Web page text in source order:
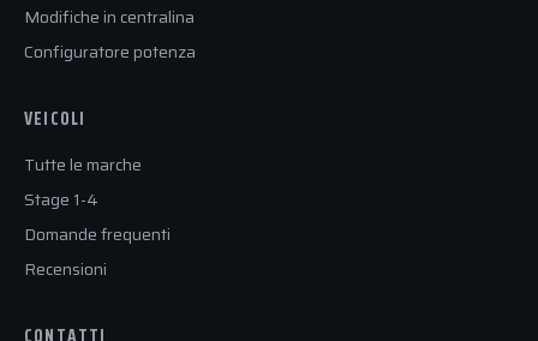
Modifiche in centralina
Configuratore potenza
VEICOLI
Tutte le marche
Stage 1-4
Domande frequenti
Recensioni